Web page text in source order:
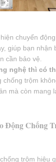
chuyển
giúp bạn nhận
cần bảo vệ.
nghệ thì có
trộm
mà còn mang
Động Chống
trộm hiệu